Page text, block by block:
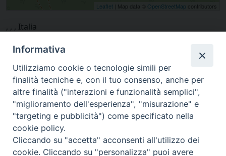
Leaflet | Map data © OpenStreetMap contributors
, , , Italia
Informativa
Utilizziamo cookie o tecnologie simili per
finalità tecniche e, con il tuo consenso, anche per
altre finalità ("interazioni e funzionalità semplici",
"miglioramento dell'esperienza", "misurazione" e
"targeting e pubblicità") come specificato nella
cookie policy.
Cliccando su "accetta" acconsenti all'utilizzo dei
cookie. Cliccando su "personalizza" puoi avere